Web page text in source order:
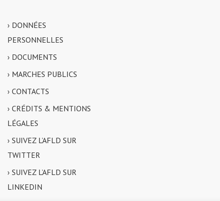
› DONNÉES
PERSONNELLES
› DOCUMENTS
› MARCHES PUBLICS
› CONTACTS
› CRÉDITS & MENTIONS
LÉGALES
› SUIVEZ L’AFLD SUR
TWITTER
› SUIVEZ L’AFLD SUR
LINKEDIN